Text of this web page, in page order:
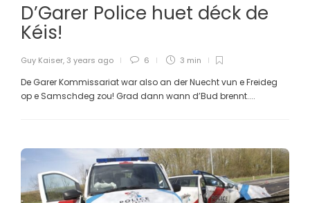
D’Garer Police huet déck de
Kéis!
Guy Kaiser, 3 years ago 6 3 min
De Garer Kommissariat war also an der Nuecht vun e Freideg
op e Samschdeg zou! Grad dann wann d’Bud brennt....